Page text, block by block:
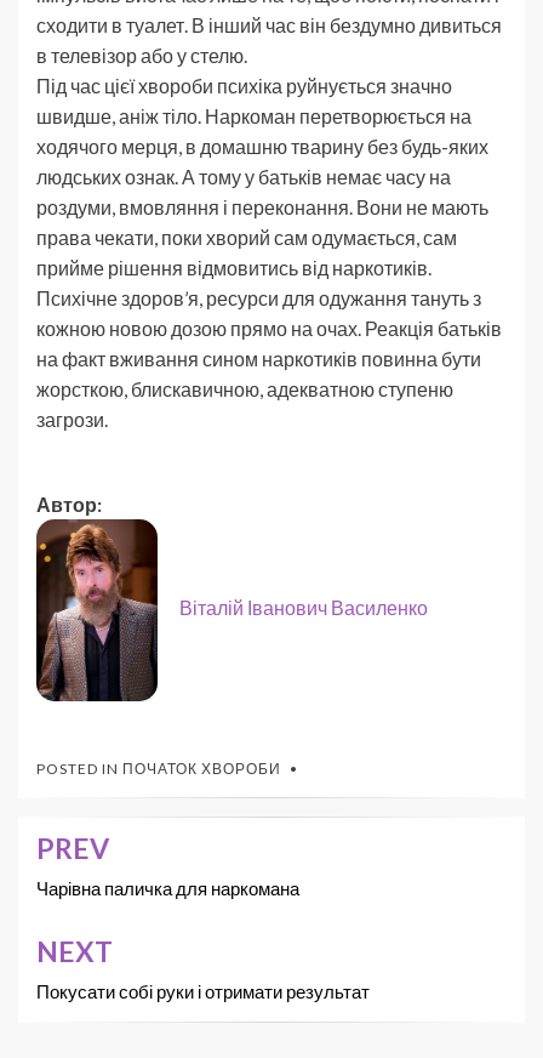
сходити в туалет. В інший час він бездумно дивиться
в телевізор або у стелю.
Під час цієї хвороби психіка руйнується значно
швидше, аніж тіло. Наркоман перетворюється на
ходячого мерця, в домашню тварину без будь-яких
людських ознак. А тому у батьків немає часу на
роздуми, вмовляння і переконання. Вони не мають
права чекати, поки хворий сам одумається, сам
прийме рішення відмовитись від наркотиків.
Психічне здоров’я, ресурси для одужання тануть з
кожною новою дозою прямо на очах. Реакція батьків
на факт вживання сином наркотиків повинна бути
жорсткою, блискавичною, адекватною ступеню
загрози.
Автор:
Віталій Іванович Василенко
POSTED IN ПОЧАТОК ХВОРОБИ
PREV
Чарівна паличка для наркомана
NEXT
Покусати собі руки і отримати результат